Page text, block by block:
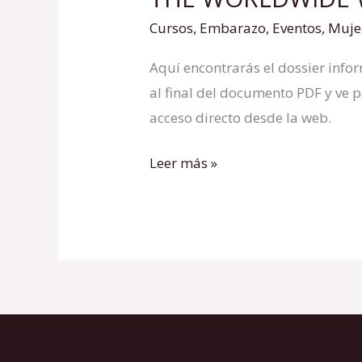
Cursos, Embarazo, Eventos,
Aquí encontrarás el dossier
al final del documento PDF y ve
acceso directo desde la web.
WORLDWIDE
BLESSING
–
17
Leer más »